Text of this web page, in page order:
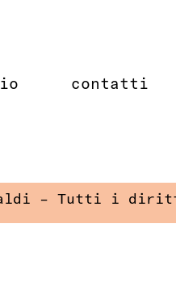
contatti
Ubaldi – Tutti i